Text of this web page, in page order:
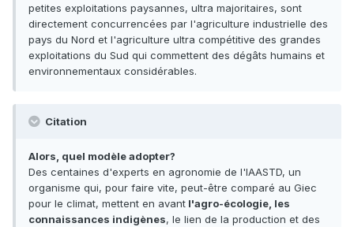
petites exploitations paysannes, ultra majoritaires, sont
directement concurrencées par l'agriculture industrielle des
pays du Nord et l'agriculture ultra compétitive des grandes
exploitations du Sud qui commettent des dégâts humains et
environnementaux considérables.
Citation
Alors, quel modèle adopter?
Des centaines d'experts en agronomie de l'IAASTD, un
organisme qui, pour faire vite, peut-être comparé au Giec
pour le climat, mettent en avant l'agro-écologie, les
connaissances indigènes, le lien de la production et des